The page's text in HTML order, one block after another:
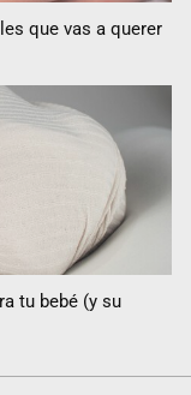
que vas a querer
tu bebé (y su